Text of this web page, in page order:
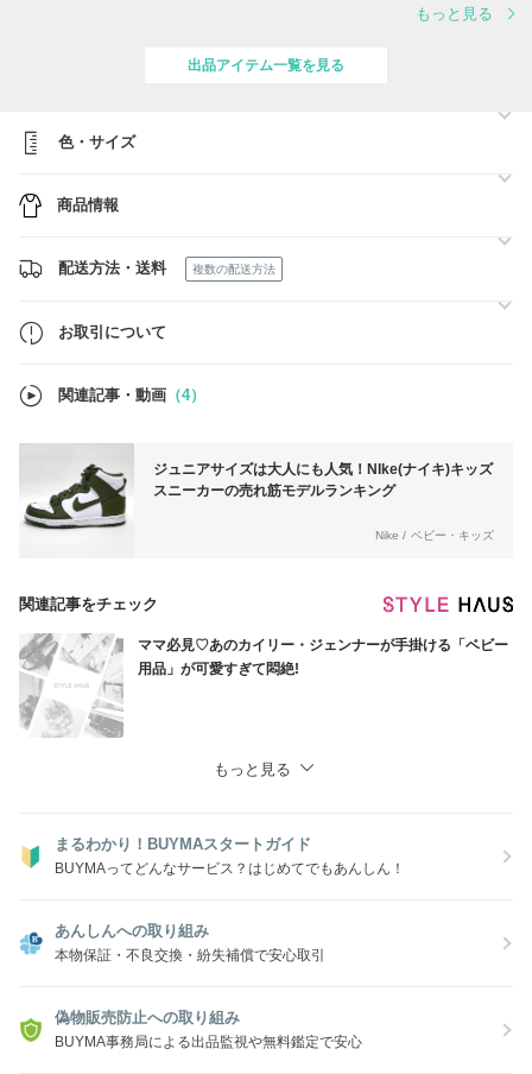
◆since2018年から1度も偽物が確認されたことがない、ベストショッ
◆買付は正規店・ショッピングモール・公式オンラインショップで行っ
※全ての商品が純正証明が可能であり、100％正規品のみ扱っておりま
す。
◆弊社は限定版製品の場合、韓国の有名な検品専門業者を通し鑑定と検
もっと見る
出品アイテム一覧を見る
色・サイズ
商品情報
配送方法・送料 複数の配送方法
お取引について
関連記事・動画 （4）
ジュニアサイズは大人にも人気！NIke(ナイキ)キッズ
スニーカーの売れ筋モデルランキング
Nike / ベビー・キッズ
関連記事をチェック
ママ必見♡あのカイリー・ジェンナーが手掛ける「ベビー
用品」が可愛すぎて悶絶!
もっと見る
まるわかり！BUYMAスタートガイド
BUYMAってどんなサービス？はじめてでもあんしん！
あんしんへの取り組み
本物保証・不良交換・紛失補償で安心取引
偽物販売防止への取り組み
BUYMA事務局による出品監視や無料鑑定で安心